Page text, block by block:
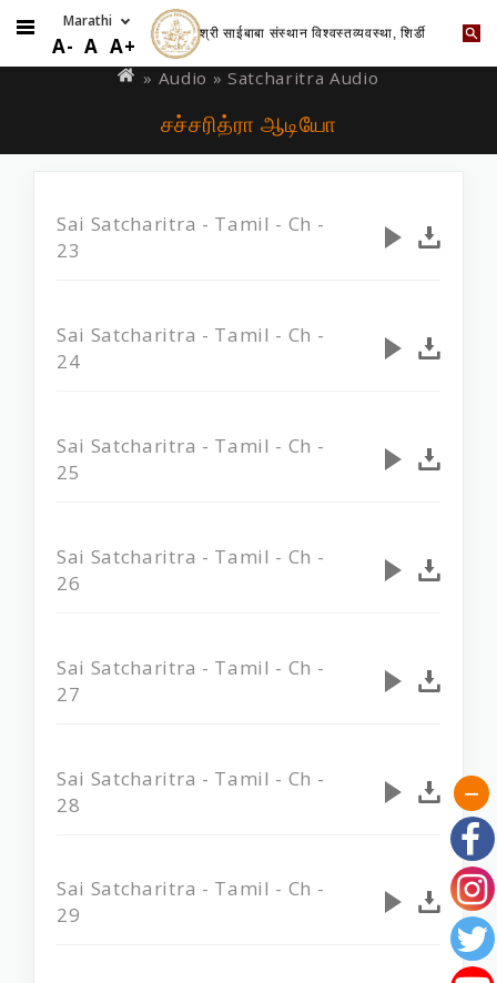
to
A- A A+ श्री साईबाबा संस्थान विश्वस्तव्यवस्था, शिर्डी
are
» Audio » Satcharitra Audio
சச்சரித்ரா ஆடியோ
Sai Satcharitra - Tamil - Ch -
23
Sai Satcharitra - Tamil - Ch -
24
Sai Satcharitra - Tamil - Ch -
25
Sai Satcharitra - Tamil - Ch -
26
Sai Satcharitra - Tamil - Ch -
27
Sai Satcharitra - Tamil - Ch -
28
Sai Satcharitra - Tamil - Ch -
29